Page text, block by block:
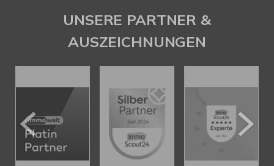
UNSERE PARTNER &
AUSZEICHNUNGEN